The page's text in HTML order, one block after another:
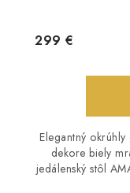
299 €
Elegantný
dekore biely
jedálenský stôl